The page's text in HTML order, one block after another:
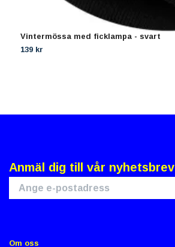
Vintermössa med ficklampa - svart
139 kr
Anmäl dig till vår nyhetsbrev
Om oss